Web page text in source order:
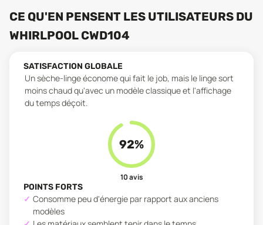
CE QU'EN PENSENT LES UTILISATEURS DU
WHIRLPOOL CWD104
SATISFACTION GLOBALE
Un sèche-linge économe qui fait le job, mais le linge sort
moins chaud qu'avec un modèle classique et l'affichage
du temps déçoit.
92%
10avis
POINTS FORTS
Consomme peu d'énergie par rapport aux anciens
modèles